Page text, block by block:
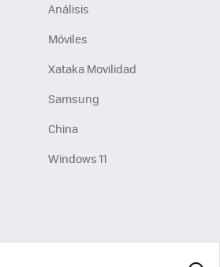
Análisis
Móviles
Xataka Movilidad
Samsung
China
Windows 11